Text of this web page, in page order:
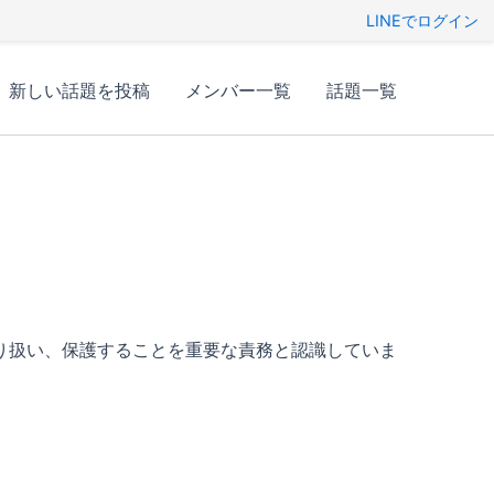
LINEでログイン
新しい話題を投稿 メンバー一覧 話題一覧
い、保護することを重要な責務と認識していま